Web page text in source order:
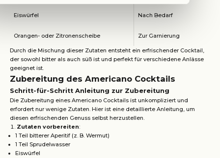
Eiswürfel Nach Bedarf
Orangen- oder Zitronenscheibe Zur Garnierung
Durch die Mischung dieser Zutaten entsteht ein erfrischender Cocktail,
der sowohl bitter als auch süß ist und perfekt für verschiedene Anlässe
geeignet ist.
Zubereitung des Americano Cocktails
Schritt-für-Schritt Anleitung zur Zubereitung
Die Zubereitung eines Americano Cocktails ist unkompliziert und
erfordert nur wenige Zutaten. Hier ist eine detaillierte Anleitung, um
diesen erfrischenden Genuss selbst herzustellen.
Zutaten vorbereiten:
1 Teil bitterer Aperitif (z. B. Wermut)
1 Teil Sprudelwasser
Eiswürfel